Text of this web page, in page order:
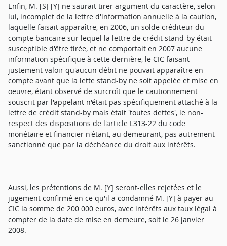
Enfin, M. [S] [Y] ne saurait tirer argument du caractère, selon
lui, incomplet de la lettre d'information annuelle à la caution,
laquelle faisait apparaître, en 2006, un solde créditeur du
compte bancaire sur lequel la lettre de crédit stand-by était
susceptible d'être tirée, et ne comportait en 2007 aucune
information spécifique à cette dernière, le CIC faisant
justement valoir qu'aucun débit ne pouvait apparaître en
compte avant que la lette stand-by ne soit appelée et mise en
oeuvre, étant observé de surcroît que le cautionnement
souscrit par l'appelant n'était pas spécifiquement attaché à la
lettre de crédit stand-by mais était 'toutes dettes', le non-
respect des dispositions de l'article L313-22 du code
monétaire et financier n'étant, au demeurant, pas autrement
sanctionné que par la déchéance du droit aux intérêts.
Aussi, les prétentions de M. [Y] seront-elles rejetées et le
jugement confirmé en ce qu'il a condamné M. [Y] à payer au
CIC la somme de 200 000 euros, avec intérêts aux taux légal à
compter de la date de mise en demeure, soit le 26 janvier
2008.